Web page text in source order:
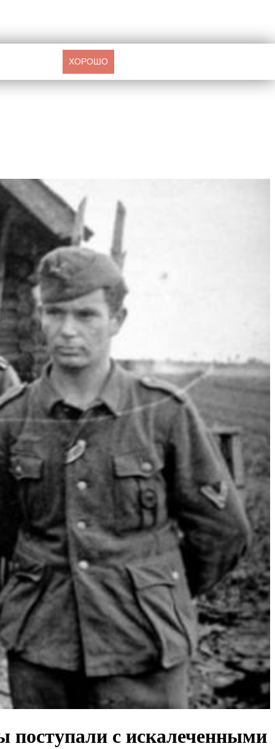
поступали с искалеченными
ХОРОШО